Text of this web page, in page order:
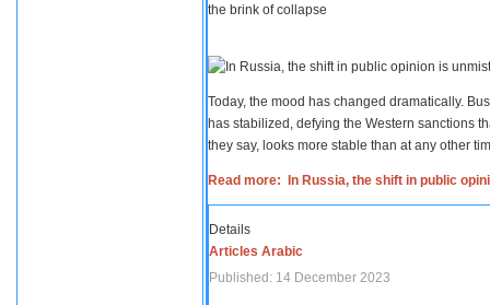
the brink of collapse
Today, the mood has changed dramatically.
has stabilized, defying the Western sanctions
they say, looks more stable than at any other
Read more: In Russia, the shift in public
Details
Articles Arabic
Published: 14 December 2023